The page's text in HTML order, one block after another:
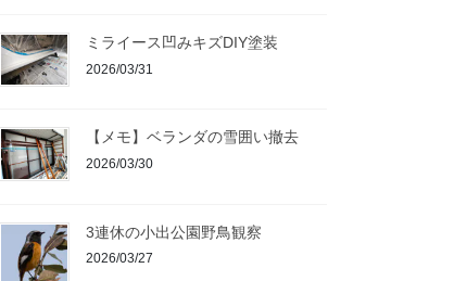
ミライース凹みキズDIY塗装
2026/03/31
【メモ】ベランダの雪囲い撤去
2026/03/30
3連休の小出公園野鳥観察
2026/03/27